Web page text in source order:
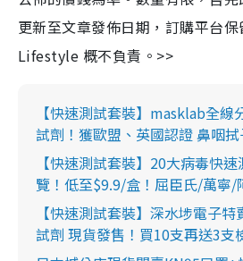
更新至文章發佈日期，訂購平台
Lifestyle 概不負責。>>
【快速測試套裝】masklab全線
試劑！獲歐盟、英國認證 鼻咽
【快速測試套裝】20大病毒快
覽！低至$9.9/盒！屈臣氏/萬寧
【快速測試套裝】深水埗電子
試劑 現貨發售！買10支再送3支